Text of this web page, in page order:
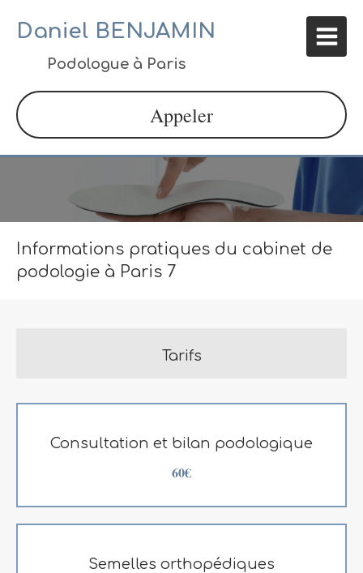
Daniel BENJAMIN
Podologue à Paris
Appeler
Informations pratiques du cabinet de
podologie à Paris 7
Tarifs
Consultation et bilan podologique
60€
Semelles orthopédiques